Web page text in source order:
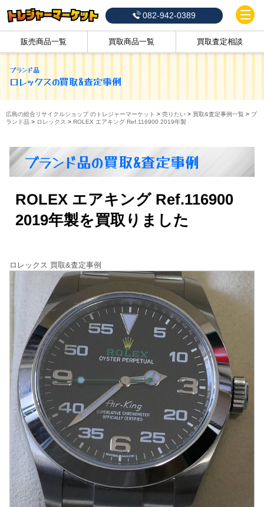
082-942-0389
販売商品一覧 買取商品一覧 買取査定相談
ブランド品
ロレックスの買取&査定事例
広島の総合リサイクルショップ のトレジャーマーケット > 売りたい> 買取&査定事例一覧 > ブ
ランド品> ロレックス > ROLEX エアキング Ref.116900 2019年製
ブランド品の買取&査定事例
ROLEX エアキング Ref.116900
2019年製を買取りました
ロレックス 買取&査定事例